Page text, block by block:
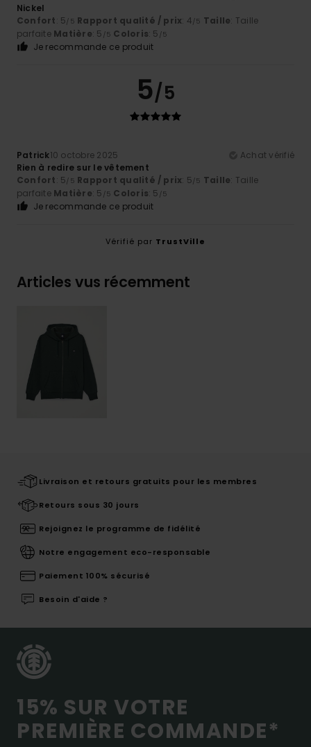
Nickel
Confort: 5/5 Rapport qualité / prix: 4/5 Taille: Taille
parfaite Matière: 5 /5 Coloris: 5 /5
Je recommande ce produit
5/5
Patrick10 octobre 2025
Achat vérifié
Rien à redire sur le vêtement
Confort: 5/5 Rapport qualité / prix: 5/5 Taille: Taille
parfaite Matière: 5 /5 Coloris: 5 /5
Je recommande ce produit
Vérifié par TrustVille
Articles vus récemment
Livraison et retours gratuits pour les membres
Retours sous 30 jours
Rejoignez le programme de fidélité
Notre engagement eco-responsable
Paiement 100% sécurisé
Besoin d'aide ?
15% SUR VOTRE
PREMIÈRE COMMANDE*